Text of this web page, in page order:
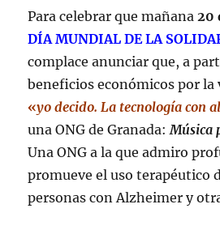
Para celebrar que mañana20
DÍA MUNDIAL DE LA
complace anunciar que, a
beneficios económicos por
«yo decido. La tecnología con
una ONG de Granada:Música
Una ONG a la que admiro
promueve el uso terapéutico
personas con Alzheimer y